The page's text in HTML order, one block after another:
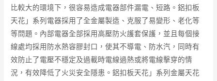
比較大的環境下，很容易造成電器部件漏電、短路。鋁扣板
天花」系列電器採用了全金屬製造、克服了易變形、老化等
等問題。內部電器全部採用高壓防火護套保護，並且每個接
線處均採用防水熱容膠封口，使其不導電、防水汽，同時有
效防止了電壓不穩定及過載時電線過熱或將電線擊穿的情
況，有效降低了火災安全隱患。鋁扣板天花」系列金屬天花